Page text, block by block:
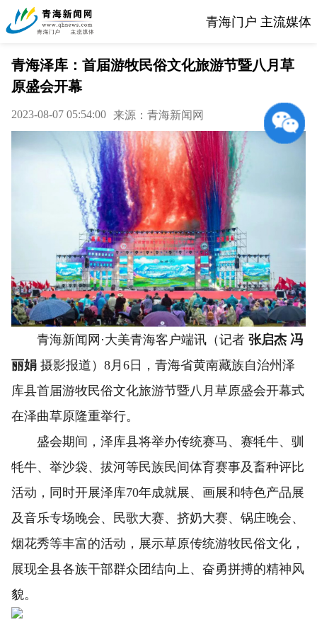
青海门户 主流媒体
青海泽库：首届游牧民俗文化旅游节暨八月草
原盛会开幕
2023-08-07 05:54:00 来源：青海新闻网
青海新闻网 ·大美青海客户端讯（记者 张启杰 冯
丽娟 摄影报道）8月6日，青海省黄南藏族自治州泽
库县首届游牧民俗文化旅游节暨八月草原盛会开幕式
在泽曲草原隆重举行。
盛会期间，泽库县将举办传统赛马、赛牦牛、驯
牦牛、举沙袋、拔河等民族民间体育赛事及畜种评比
活动，同时开展泽库70年成就展、画展和特色产品展
及音乐专场晚会、民歌大赛、挤奶大赛、锅庄晚会、
烟花秀等丰富的活动，展示草原传统游牧民俗文化，
展现全县各族干部群众团结向上、奋勇拼搏的精神风
貌。